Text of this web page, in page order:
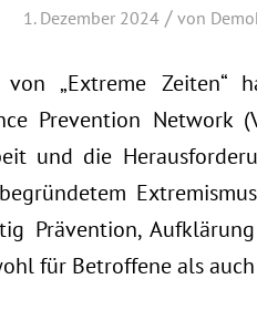
1. Dezember 2024 / von
„Extreme Zeiten“
Prevention Network
und die
Prävention,
für Betroffene als